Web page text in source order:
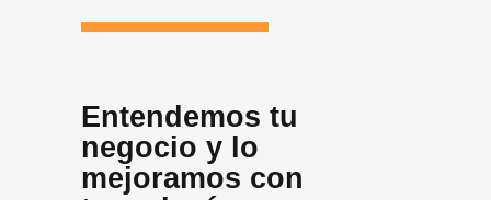
Entendemos tu
negocio y lo
mejoramos con